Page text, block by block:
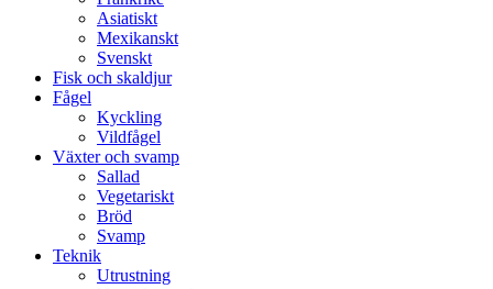
Asiatiskt
Mexikanskt
Svenskt
Fisk och skaldjur
Fågel
Kyckling
Vildfågel
Växter och svamp
Sallad
Vegetariskt
Bröd
Svamp
Teknik
Utrustning